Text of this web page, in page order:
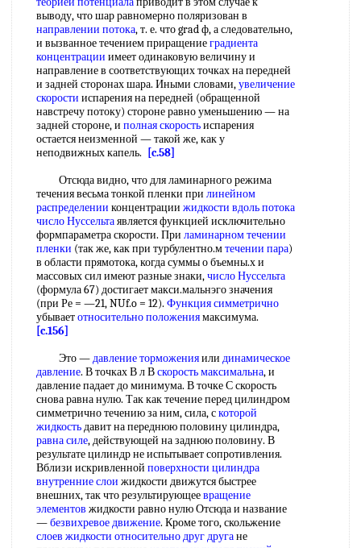
выводу, что шар равномерно поляризован в
направлении потока, т. е. что grad ф, а следовательно,
и вызванное течением приращениеградиента
концентрации имеет одинаковую величину и
направление в соответствующих точках на передней
и задней сторонах шара. Иными словами,увеличение
скорости испарения на передней (обращенной
навстречу потоку) стороне равно уменьшению — на
задней стороне, и полная скоростьиспарения
остается неизменной — такой же, как у
неподвижных капель.
[c.58]
Отсюда видно, что для ламинарного режима
течения весьма тонкой пленки при линейном
распределении концентрации жидкости вдоль потока
число Нуссельтаявляется функцией исключительно
формпараметра скорости. При ламинарном течении
пленки (так же, как при турбулентно.мтечении пара)
в области прямотока, когда суммы о бъемны.х и
массовых сил имеют разные знаки,число Нуссельта
(формула 67) достигает макси.мальнэго значения
(при Ре = —21, NUf.o = 12). Функция симметрично
убываетотносительно положениямаксимума.
[c.156]
Это —давление торможенияили динамическое
давление. В точках В л Вскорость максимальна, и
давление падает до минимума. В точке С скорость
снова равна нулю. Так как течение перед цилиндром
симметрично течению за ним, сила, скоторой
жидкостьдавит на переднюю половину цилиндра,
равна силе, действующей на заднюю половину. В
результате цилиндр не испытывает сопротивления.
Вблизи искривленной поверхности цилиндра
внутренние слои жидкости движутся быстрее
внешних, так что результирующеевращение
элементов жидкости равно нулю Отсюда и название
—безвихревое движение. Кроме того, скольжение
слоев жидкости относительно друг другане